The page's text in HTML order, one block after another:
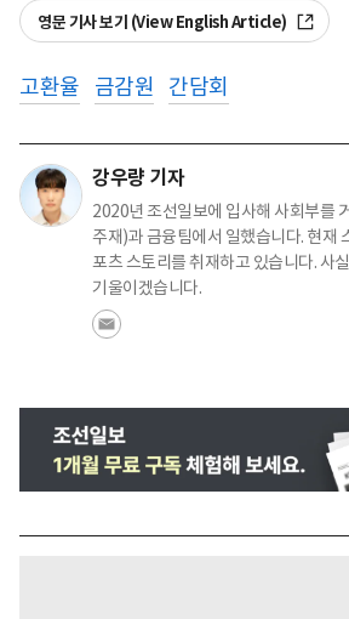
영문 기사 보기 (View English Article)
고환율 금감원 간담회
강우량 기자
2020년 조선일보에 입사해 사회부를
주재)과 금융팀에서 일했습니다. 현재
포츠 스토리를 취재하고 있습니다. 사
기울이겠습니다.